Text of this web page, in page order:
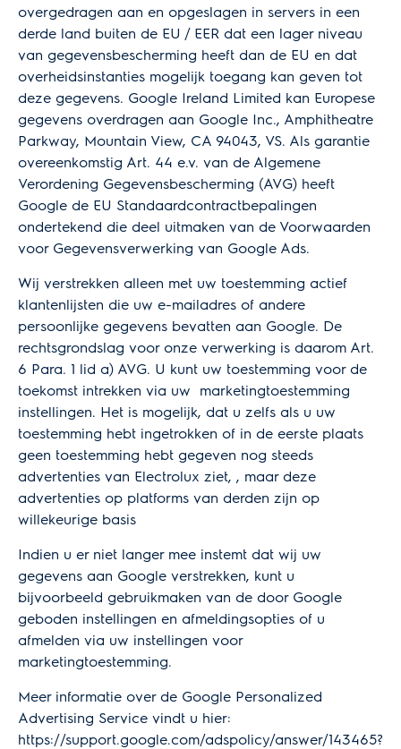
overgedragen aan en opgeslagen in servers in een
derde land buiten de EU / EER dat een lager niveau
van gegevensbescherming heeft dan de EU en dat
overheidsinstanties mogelijk toegang kan geven tot
deze gegevens. Google Ireland Limited kan Europese
gegevens overdragen aan Google Inc., Amphitheatre
Parkway, Mountain View, CA 94043, VS. Als garantie
overeenkomstig Art. 44 e.v. van de Algemene
Verordening Gegevensbescherming (AVG) heeft
Google de EU Standaardcontractbepalingen
ondertekend die deel uitmaken van de Voorwaarden
voor Gegevensverwerking van Google Ads.
Wij verstrekken alleen met uw toestemming actief
klantenlijsten die uw e-mailadres of andere
persoonlijke gegevens bevatten aan Google. De
rechtsgrondslag voor onze verwerking is daarom Art.
6 Para. 1 lid a) AVG. U kunt uw toestemming voor de
toekomst intrekken via uw marketingtoestemming
instellingen. Het is mogelijk, dat u zelfs als u uw
toestemming hebt ingetrokken of in de eerste plaats
geen toestemming hebt gegeven nog steeds
advertenties van Electrolux ziet, , maar deze
advertenties op platforms van derden zijn op
willekeurige basis
Indien u er niet langer mee instemt dat wij uw
gegevens aan Google verstrekken, kunt u
bijvoorbeeld gebruikmaken van de door Google
geboden instellingen en afmeldingsopties of u
afmelden via uw instellingen voor
marketingtoestemming.
Meer informatie over de Google Personalized
Advertising Service vindt u hier:
https://support.google.com/adspolicy/answer/143465?